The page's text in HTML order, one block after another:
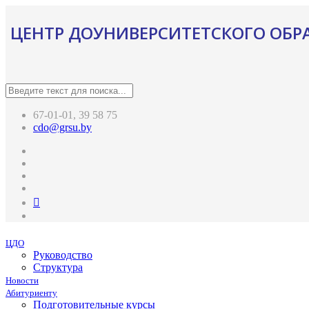
ЦЕНТР ДОУНИВЕРСИТЕТСКОГО
67-01-01, 39 58 75
cdo@grsu.by
ЦДО
Руководство
Структура
Новости
Абитуриенту
Подготовительные курсы